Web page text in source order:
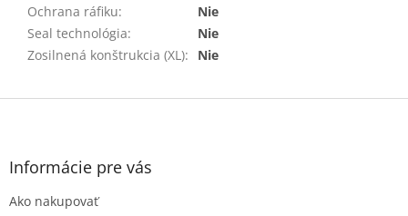
Ochrana ráfiku:
Nie
Seal technológia:
Nie
Zosilnená konštrukcia (XL): Nie
Z
Informácie pre vás
Ako nakupovať